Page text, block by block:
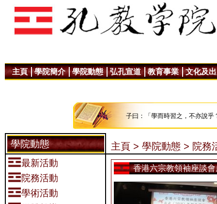
主頁 學院簡介 學院動態 弘孔宣道 教育事業 文化及
子曰：「學而時習之，不亦說
學院動態
最新活動
院務活動
學術活動
主頁 > 學院動態 > 院務
香港六宗教領袖座談